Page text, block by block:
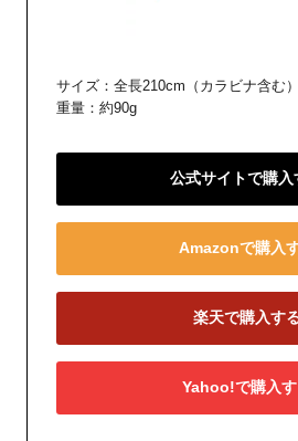
サイズ：全長210cm（カラビナ含む）
重量：約90g
公式サイトで購入
Amazonで購入
楽天で購入す
Yahoo!で購入